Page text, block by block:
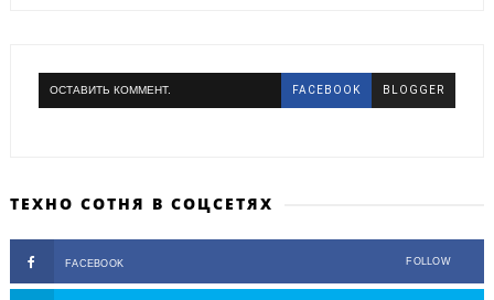
ОСТАВИТЬ КОММЕНТ. FACEBOOK BLOGGER
ТЕХНО СОТНЯ В СОЦСЕТЯХ
FACEBOOK FOLLOW